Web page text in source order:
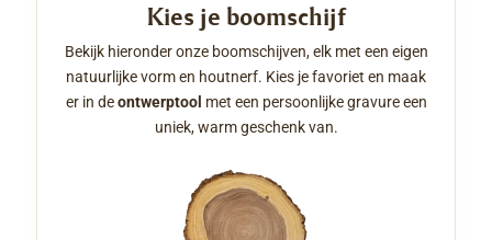
Kies je boomschijf
Bekijk hieronder onze boomschijven, elk met een eigen
natuurlijke vorm en houtnerf. Kies je favoriet en maak
er in deontwerptool met een persoonlijke gravure een
uniek, warm geschenk van.